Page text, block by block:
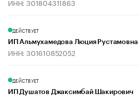
ИНН: 301804311863
ДЕЙСТВУЕТ
ИП Альмухамедова Люция Рустамовна
ИНН: 301610852052
ДЕЙСТВУЕТ
ИП Душатов Джаксимбай Шакирович